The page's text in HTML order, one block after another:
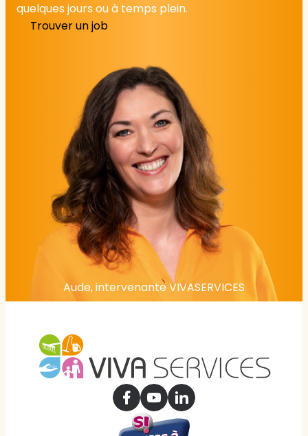
quelques jours ou à temps plein.
Trouver un job
Aude, intervenante VIVASERVICES